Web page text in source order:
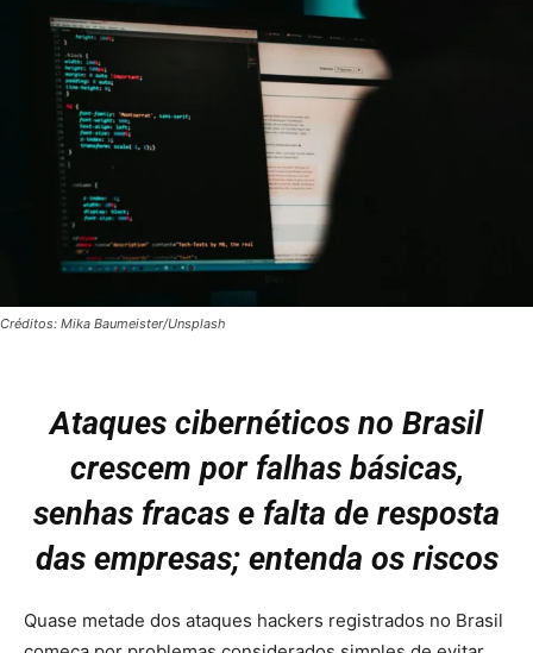
Créditos: Mika Baumeister/Unsplash
Ataques cibernéticos no Brasil
crescem por falhas básicas,
senhas fracas e falta de resposta
das empresas; entenda os riscos
Quase metade dos ataques hackers registrados no Brasil